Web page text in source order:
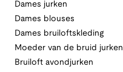
Dames jurken
Dames blouses
Dames bruiloftskleding
Moeder van de bruid jurken
Bruiloft avondjurken